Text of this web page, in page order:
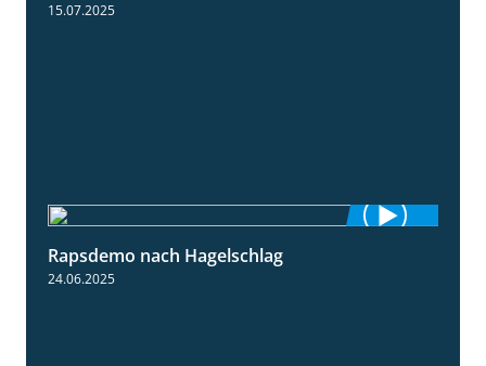
15.07.2025
Rapsdemo nach Hagelschlag
24.06.2025